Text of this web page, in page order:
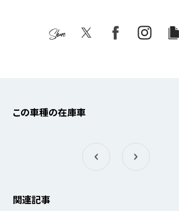
Share
この車種の在庫車
関連記事